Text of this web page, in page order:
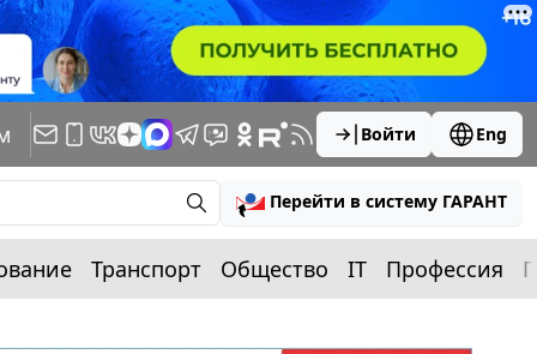
Войти Eng
Перейти в систему ГАРАНТ
Транспорт Общество IT Профессия